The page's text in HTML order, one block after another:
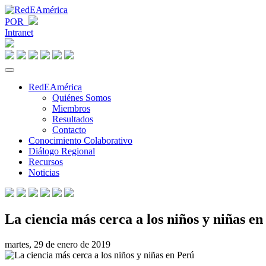
POR
Intranet
RedEAmérica
Quiénes Somos
Miembros
Resultados
Contacto
Conocimiento Colaborativo
Diálogo Regional
Recursos
Noticias
La ciencia más cerca a los niños y niñas
martes, 29 de enero de 2019